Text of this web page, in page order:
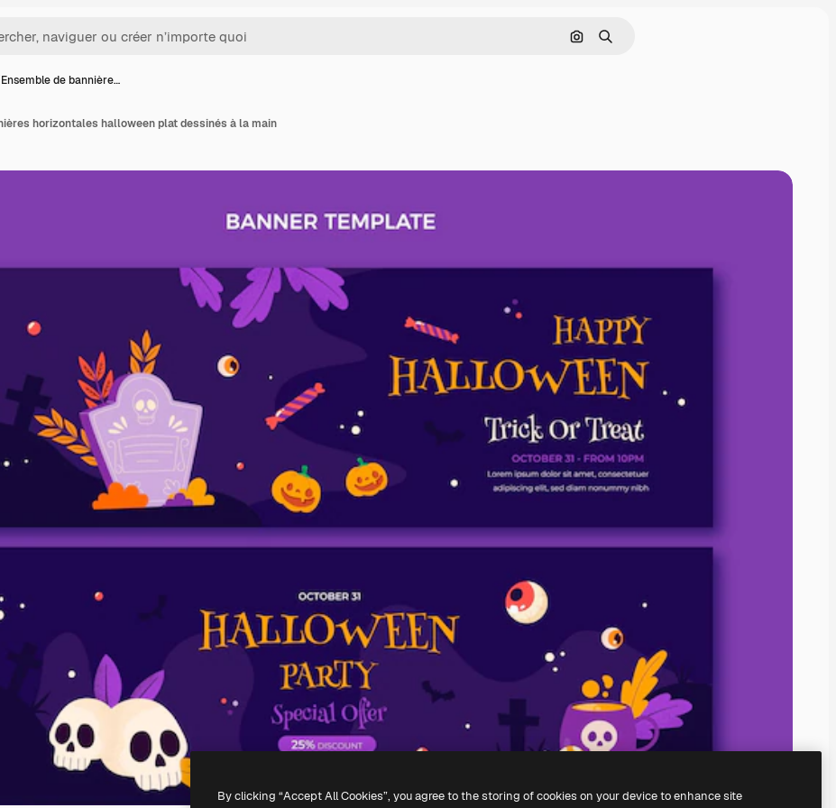
Rechercher par image
Rechercher
Ensemble de bannière…
horizontales halloween plat dessinés à la main
By clicking “Accept All Cookies”, you agree to the storing of cookies on your device to enhance site